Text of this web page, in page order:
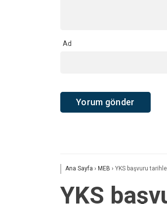
Ad
Ana Sayfa › MEB › YKS başvuru
YKS